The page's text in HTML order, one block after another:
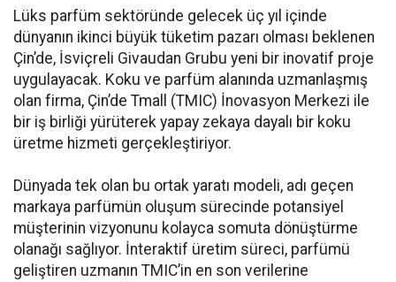
Lüks parfüm sektöründe gelecek üç yıl içinde
dünyanın ikinci büyük tüketim pazarı olması beklenen
Çin’de, İsviçreli Givaudan Grubu yeni bir inovatif proje
uygulayacak. Koku ve parfüm alanında uzmanlaşmış
olan firma, Çin’de Tmall (TMIC) İnovasyon Merkezi ile
bir iş birliği yürüterek yapay zekaya dayalı bir koku
üretme hizmeti gerçekleştiriyor.
Dünyada tek olan bu ortak yaratı modeli, adı geçen
markaya parfümün oluşum sürecinde potansiyel
müşterinin vizyonunu kolayca somuta dönüştürme
olanağı sağlıyor. İnteraktif üretim süreci, parfümü
geliştiren uzmanın TMIC’in en son verilerine